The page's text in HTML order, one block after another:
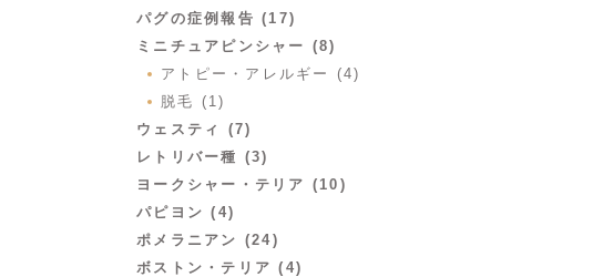
パグの症例報告 (17)
ミニチュアピンシャー (8)
アトピー・アレルギー (4)
脱毛 (1)
ウェスティ (7)
レトリバー種 (3)
ヨークシャー・テリア (10)
パピヨン (4)
ポメラニアン (24)
ボストン・テリア (4)